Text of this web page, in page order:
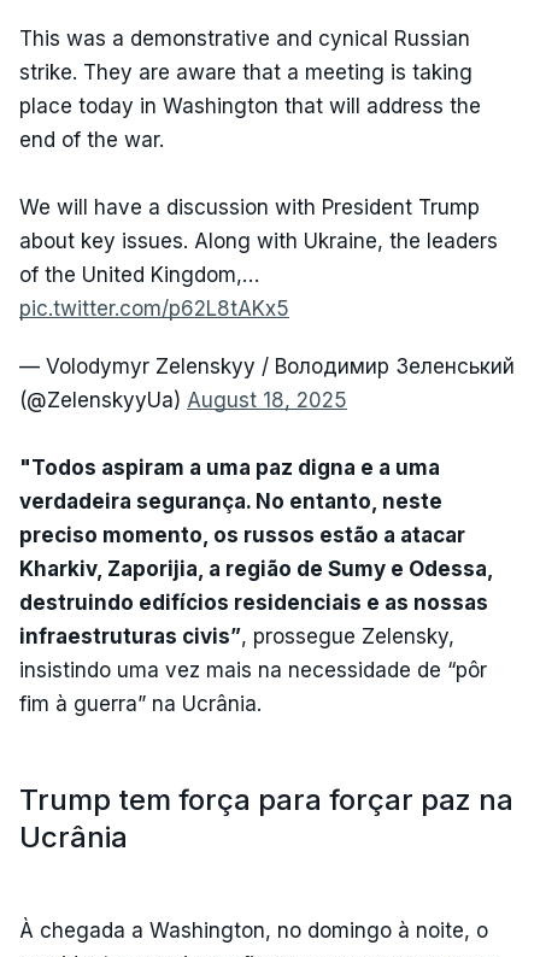
This was a demonstrative and cynical Russian
strike. They are aware that a meeting is taking
place today in Washington that will address the
end of the war.
We will have a discussion with President Trump
about key issues. Along with Ukraine, the leaders
of the United Kingdom,…
pic.twitter.com/p62L8tAKx5
— Volodymyr Zelenskyy / Володимир Зеленський
(@ZelenskyyUa) August 18, 2025
"Todos aspiram a uma paz digna e a uma
verdadeira segurança. No entanto, neste
preciso momento, os russos estão a atacar
Kharkiv, Zaporijia, a região de Sumy e Odessa,
destruindo edifícios residenciais e as nossas
infraestruturas civis”, prossegue Zelensky,
insistindo uma vez mais na necessidade de “pôr
fim à guerra” na Ucrânia.
Trump tem força para forçar paz na
Ucrânia
À chegada a Washington, no domingo à noite, o